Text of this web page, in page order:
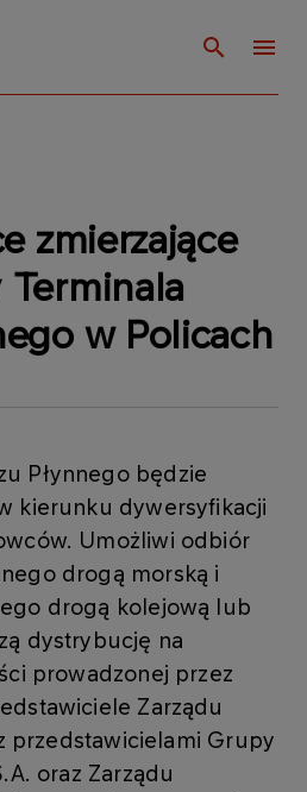
zmierzające
w Policach
Płynnego będzie
kierunku dywersyfikacji
Umożliwi odbiór
drogą morską i
drogą kolejową lub
dystrybucję na
prowadzonej przez
Zarządu
przedstawicielami Grupy
oraz Zarządu